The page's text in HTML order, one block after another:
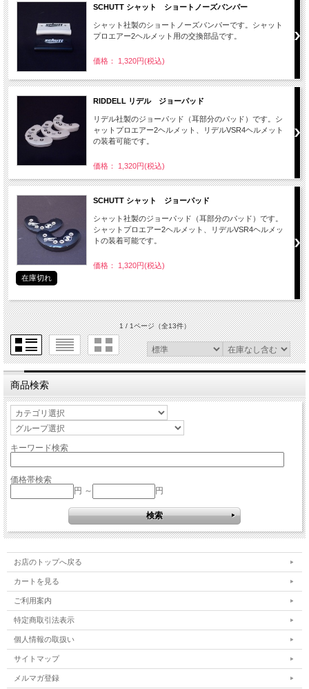
SCHUTT シャット ショートノーズバンパー
シャット社製のショートノーズバンパーです。シャット
プロエアー2ヘルメット用の交換部品です。
価格： 1,320円(税込)
RIDDELL リデル ジョーパッド
リデル社製のジョーパッド（耳部分のパッド）です。シ
ャットプロエアー2ヘルメット、リデルVSR4ヘルメット
の装着可能です。
価格： 1,320円(税込)
SCHUTT シャット ジョーパッド
シャット社製のジョーパッド（耳部分のパッド）です。
シャットプロエアー2ヘルメット、リデルVSR4ヘルメッ
トの装着可能です。
価格： 1,320円(税込)
在庫切れ
1 / 1ページ（全13件）
商品検索
キーワード検索
価格帯検索
円 ～
円
お店のトップへ戻る
カートを見る
ご利用案内
特定商取引法表示
個人情報の取扱い
サイトマップ
メルマガ登録